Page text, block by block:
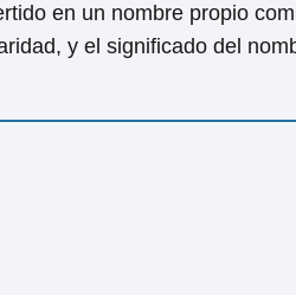
en un nombre propio
y el significado del